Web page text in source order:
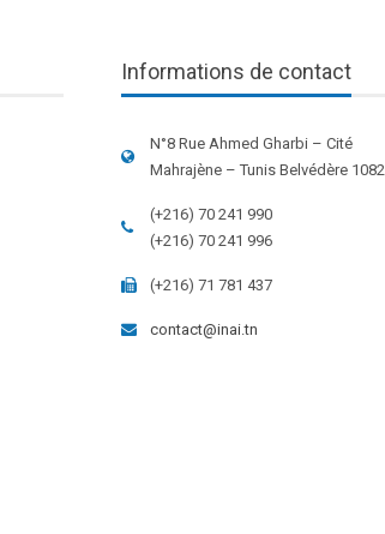
Informations de contact
N°8 Rue Ahmed Gharbi – Cité
Mahrajène – Tunis Belvédère 1082
(+216) 70 241 990
(+216) 70 241 996
(+216) 71 781 437
contact@inai.tn